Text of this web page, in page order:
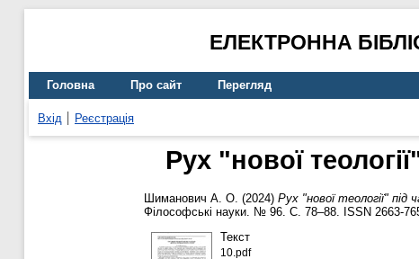
ЕЛЕКТРОННА
Головна Про сайт Перегляд
Вхід Реєстрація
Рух "нової
Шиманович А. О. (2024) Рух "нової теології" під
Філософські науки. № 96. С. 78–88. ISSN 2663-
Текст
10.pdf